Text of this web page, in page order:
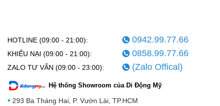
HOTLINE (09:00 - 21:00): 0942.99.77.66
KHIẾU NẠI (09:00 - 21:00): 0858.99.77.66
ZALO TƯ VẤN (09:00 - 23:00): (Zalo Offical)
Hệ thống Showroom của Di Động Mỹ
• 293 Ba Tháng Hai, P. Vườn Lài, TP.HCM